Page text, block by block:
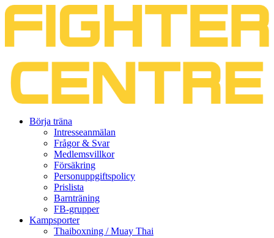
Börja träna
Intresseanmälan
Frågor & Svar
Medlemsvillkor
Försäkring
Personuppgiftspolicy
Prislista
Barnträning
FB-grupper
Kampsporter
Thaiboxning / Muay Thai